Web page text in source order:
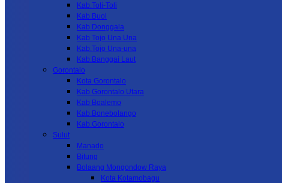
Kab.Toli-Toli
Kab.Buol
Kab.Donggala
Kab Tojo Una Una
Kab.Tojo Una-una
Kab.Banggai Laut
Gorontalo
Kota Gorontalo
Kab Gorontalo Utara
Kab Boalemo
Kab.Bonebolango
Kab.Gorontalo
Sulut
Manado
Bitung
Bolaang Mongondow Raya
Kota Kotamobagu